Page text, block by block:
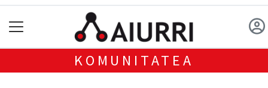
KOMUNITATEA